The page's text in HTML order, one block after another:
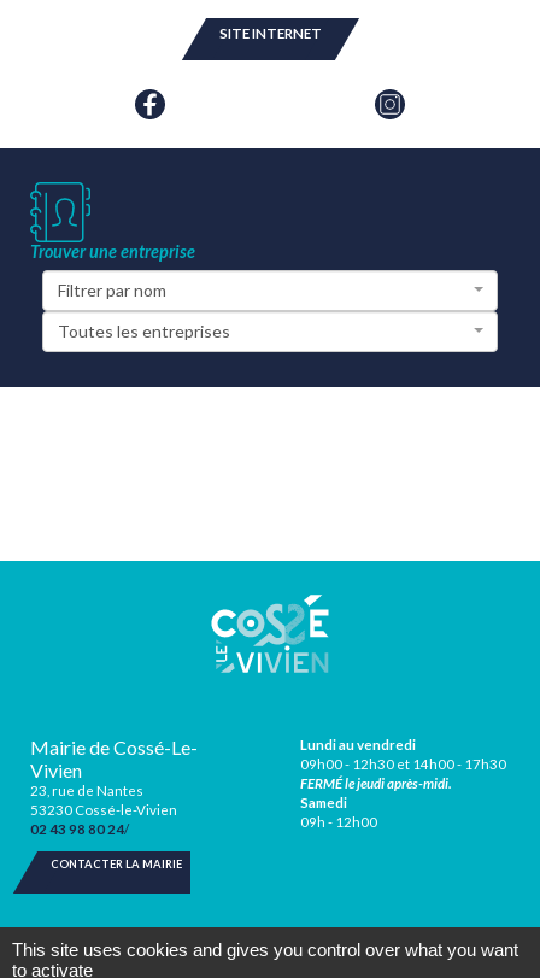
SITE INTERNET
Trouver une entreprise
Filtrer par nom
Toutes les entreprises
Mairie de Cossé-Le-
Vivien
23, rue de Nantes
53230 Cossé-le-Vivien
02 43 98 80 24
CONTACTER LA MAIRIE
Lundi au vendredi
09h00 - 12h30 et 14h00 - 17h30
FERMÉ le jeudi après-midi.
Samedi
09h - 12h00
This site uses cookies and gives you control over what you want
to activate